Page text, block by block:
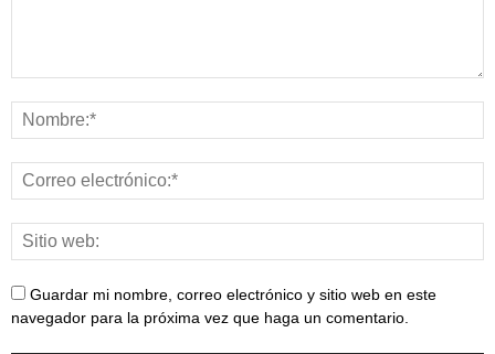
Guardar mi nombre, correo electrónico y sitio web en este
navegador para la próxima vez que haga un comentario.